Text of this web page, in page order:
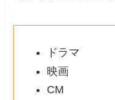
ドラマ
映画
CM